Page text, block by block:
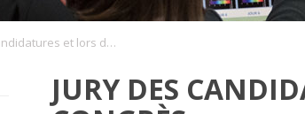
Jury des candidatures et lors du congrès
JURY DES